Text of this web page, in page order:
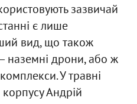
зазвичай
є лише
вид, що також
наземні дрони, або ж
У травні
Андрій